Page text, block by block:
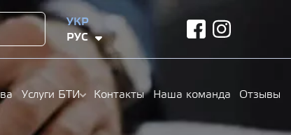
УКР
РУС
facebook
Услуги БТИ Контакты Наша команда Отзывы